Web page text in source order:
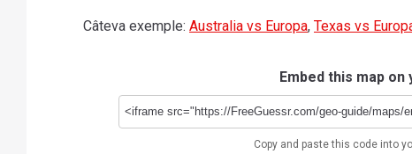
Câteva exemple: Australia vs Europa, Texas vs
Embed this map on
Copy and paste this code into